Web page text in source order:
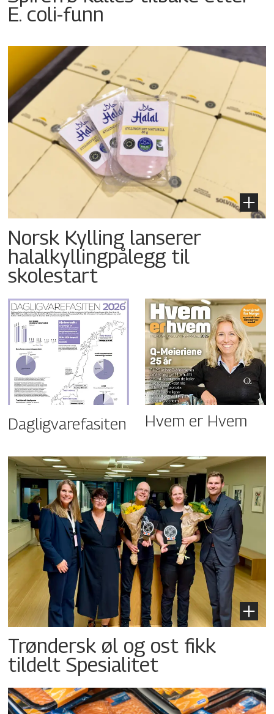
E. coli-funn
Norsk Kylling lanserer
halalkyllingpålegg til
skolestart
Dagligvarefasiten Hvem er Hvem
Trøndersk øl og ost fikk
tildelt Spesialitet